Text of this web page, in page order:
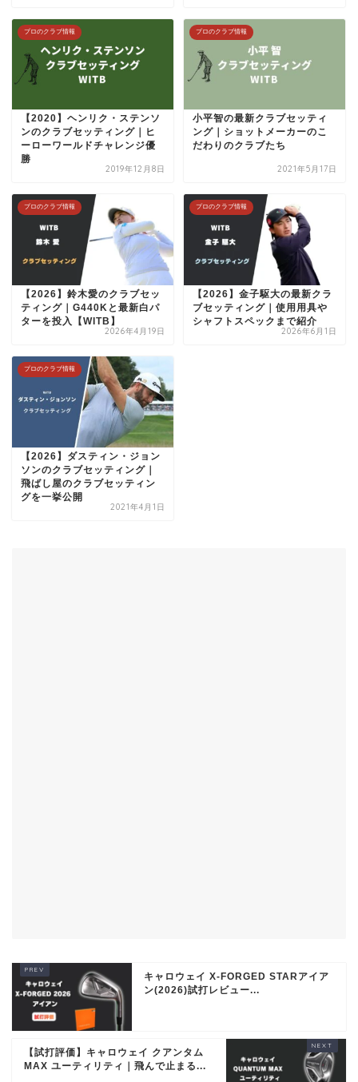
プロのクラブ情報
【2020】ヘンリク・ステンソ
ンのクラブセッティング｜ヒ
ーローワールドチャレンジ優
勝
2019年12月8日
プロのクラブ情報
小平智の最新クラブセッティ
ング｜ショットメーカーのこ
だわりのクラブたち
2021年5月17日
プロのクラブ情報
【2026】鈴木愛のクラブセッ
ティング｜G440Kと最新白パ
ターを投入【WITB】
2026年4月19日
プロのクラブ情報
【2026】金子駆大の最新クラ
ブセッティング｜使用用具や
シャフトスペックまで紹介
2026年6月1日
プロのクラブ情報
【2026】ダスティン・ジョン
ソンのクラブセッティング｜
飛ばし屋のクラブセッティン
グを一挙公開
2021年4月1日
キャロウェイ X-FORGED STARアイア
ン(2026)試打レビュー...
【試打評価】キャロウェイ クアンタム
MAX ユーティリティ｜飛んで止まる...